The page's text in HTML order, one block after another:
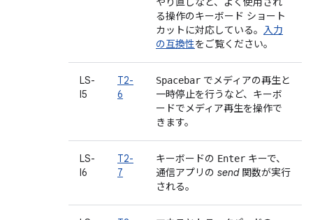
る操作のキーボード ショート
カットに対応している。 入力
の互換性をご覧ください。
LS-
I5
T2-
6
Spacebar でメディアの再生と
一時停止を行うなど、キーボ
ードでメディア再生を操作で
きます。
LS-
I6
T2-
7
キーボードの Enter キーで、
通信アプリの send関数が実行
される。